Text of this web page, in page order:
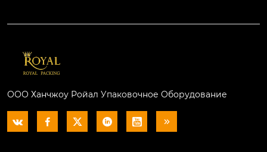
ООО Ханчжоу Ройал Упаковочное Оборудование
     